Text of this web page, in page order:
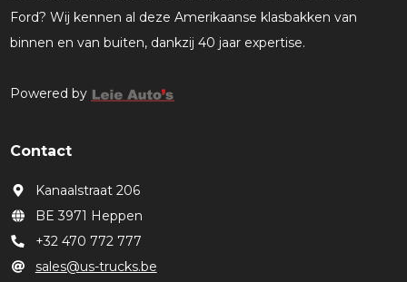
Ford? Wij kennen al deze Amerikaanse klasbakken van
binnen en van buiten, dankzij 40 jaar expertise.
Powered by
Contact
Kanaalstraat 206
BE 3971 Heppen
+32 470 772 777
sales@us-trucks.be